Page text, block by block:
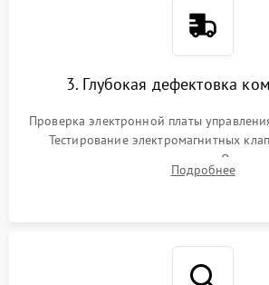
3. Глубокая дефектовка
Проверка электронной платы
Тестирование электромагнитных
температуры и расходомера. Оценка
жерновов кофемолки, уплотнительных
Подробнее